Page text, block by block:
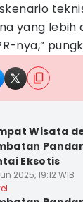
yang lebih
nya,”
Wisata
Eksotis
2025, 19:12 WIB